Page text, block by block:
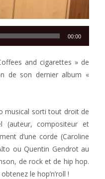
00:00
and cigarettes » de
de son dernier album «
musical sorti tout droit de
(auteur, compositeur et
d’une corde (Caroline
ou Quentin Gendrot au
de rock et de hip hop.
le hop’n’roll !